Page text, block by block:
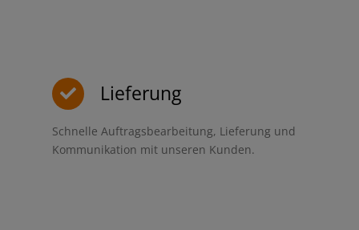
Lieferung
Schnelle Auftragsbearbeitung, Lieferung und
Kommunikation mit unseren Kunden.